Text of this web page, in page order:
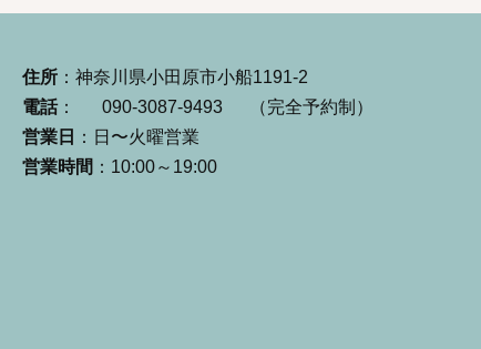
住所 ：神奈川県小田原市小船1191-2
電話： 090-3087-9493
（完全予約制）
営業日
：日〜火曜営業
営業時間 ：10:00～19:00